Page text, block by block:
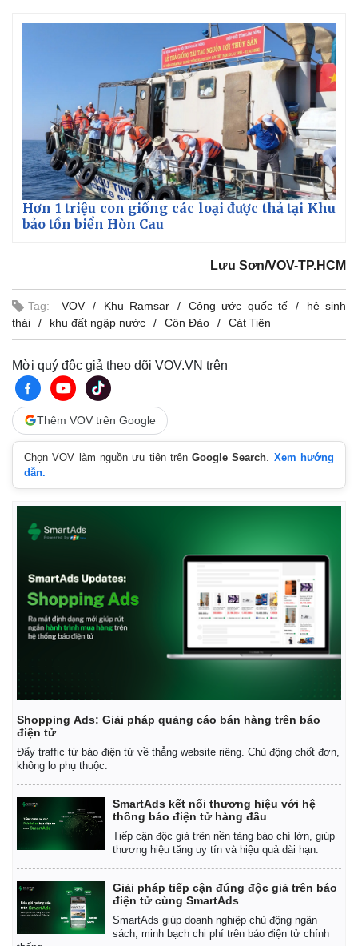
Hơn 1 triệu con giống các loại được thả tại Khu
bảo tồn biển Hòn Cau
Lưu Sơn/VOV-TP.HCM
Tag: VOV Khu Ramsar Công ước quốc tế
hệ sinh
thái
khu đất ngập nước Côn Đảo Cát Tiên
Mời quý độc giả theo dõi VOV.VN trên
Thêm VOV trên Google
Chọn VOV làm nguồn ưu tiên trênGoogle Search
Xem hướng
dẫn.
Shopping Ads: Giải pháp quảng cáo bán hàng trên báo
điện tử
Đẩy traffic từ báo điện tử về thẳng website riêng. Chủ động chốt đơn,
không lo phụ thuộc.
SmartAds kết nối thương hiệu với hệ
thống báo điện tử hàng đầu
Tiếp cận độc giả trên nền tảng báo chí lớn, giúp
thương hiệu tăng uy tín và hiệu quả dài hạn.
Giải pháp tiếp cận đúng độc giả trên báo
điện tử cùng SmartAds
SmartAds giúp doanh nghiệp chủ động ngân
sách, minh bạch chi phí trên báo điện tử chính